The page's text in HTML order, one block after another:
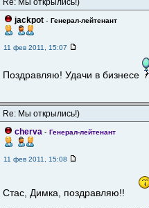
Re: Мы открылись!)
jackpot - Генерал-лейтенант
11 фев 2011, 15:07
Поздравляю! Удачи в бизнесе
Re: Мы открылись!)
cherva - Генерал-лейтенант
11 фев 2011, 15:08
Стас, Димка, поздравляю!!